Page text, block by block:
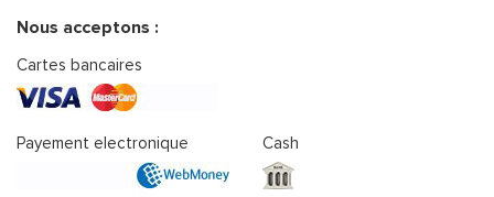
Nous acceptons :
Cartes bancaires
Payement electronique Cash